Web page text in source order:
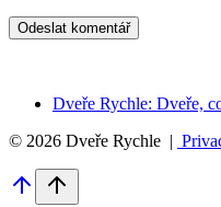
Dveře Rychle: Dveře,
© 2026 Dveře Rychle |